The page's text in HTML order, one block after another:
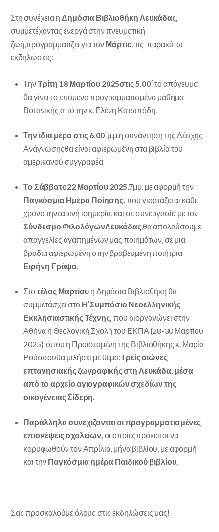
Στη συνέχεια ηΔημόσια Βιβλιοθήκη Λευκάδας,
συμμετέχοντας ενεργά στην πνευματική
ζωή,προγραμματίζει για τον Μάρτιο, τις παρακάτω
εκδηλώσεις:
ΤηνΤρίτη 18 Μαρτίου 2025στις 5.00΄ το απόγευμα
θα γίνει το επόμενο προγραμματισμένο μάθημα
Βοτανικής από την κ. Ελένη Κατωπόδη.
Την ίδια μέρα στις 6.00΄μ.μ.η συνάντηση της Λέσχης
Ανάγνωσηςθα είναι αφιερωμένη στα βιβλία του
αμερικανού συγγραφέα
Το Σάββατο22 Μαρτίου 2025,7μμ. με αφορμή την
Παγκόσμια Ημέρα Ποίησης, που γιορτάζεται κάθε
χρόνο τηνεαρινή ισημερία, και σε συνεργασία με τον
Σύνδεσμο ΦιλολόγωνΛευκάδας,θα απολαύσουμε
απαγγελίες αγαπημένων μας ποιημάτων, σε μια
βραδιά αφιερωμένη στην βραβευμένη ποιήτρια
Ειρήνη Γράψα.
Στοτέλος Μαρτίου η Δημόσια Βιβλιοθήκη θα
συμμετάσχει στο Η΄Συμπόσιο Νεοελληνικής
Εκκλησιαστικής Τέχνης, που διοργανώνει στην
Αθήνα η Θεολογική Σχολή του ΕΚΠΑ {28-30 Μαρτίου
2025}, όπου η Προϊσταμένη της Βιβλιοθήκης κ. Μαρία
Ρούσσουθα μιλήσει με θέμα:Τρείς αιώνες
επτανησιακής ζωγραφικής στη Λευκάδα, μέσα
από το αρχείο αγιογραφικών σχεδίων της
οικογένειας Σίδερη.
Παράλληλα συνεχίζονται οι προγραμματισμένες
επισκέψεις σχολείων, οι οποίεςπρόκειται να
κορυφωθούν τον Απρίλιο, μήνα βιβλίου, με αφορμή
και την Παγκόσμια ημέρα Παιδικού βιβλίου.
Σας προσκαλούμε όλους στις εκδηλώσεις μας!